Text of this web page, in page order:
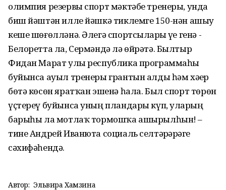
олимпия резервы спорт мәктәбе тренеры, унда
биш йәштән илле йәшкә тиклемге 150-нән ашыу
кеше шөғөлләнә. Әлегә спортсыларҙы үҙе генә -
Белоретта ла, Сермәндә лә өйрәтә. Былтыр
Фидан Марат улы республика программаһы
буйынса ауыл тренеры грантын алды һәм хәҙер
бөтә көсөн яратҡан эшенә һала. Был спорт төрөн
үҫтереү буйынса уның пландары күп, уларҙың
барыһы ла мотлаҡ тормошҡа ашырылһын! –
тине Андрей Иванюта социаль селтәрҙәрҙәге
сәхифәһендә.
Автор: Эльвира Хамзина